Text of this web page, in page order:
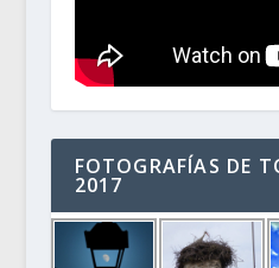
FOTOGRAFÍAS DE
2017